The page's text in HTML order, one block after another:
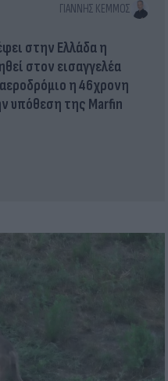
ΓΙΆΝΝΗΣ ΚΈΜΜΟΣ
στην Ελλάδα η
στον εισαγγελέα
η 46χρονη
υπόθεση της Marfin